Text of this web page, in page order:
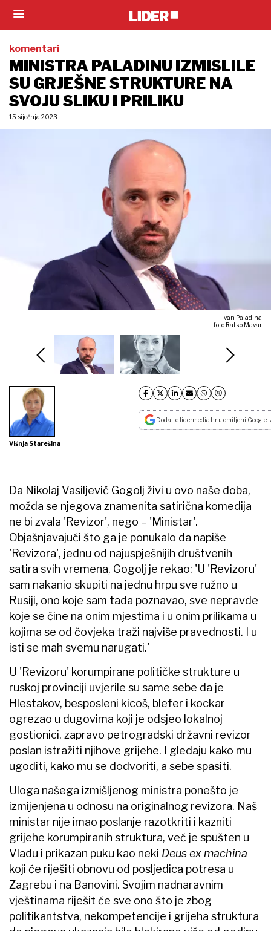
komentari
MINISTRA PALADINU IZMISLILE
SU GRJEŠNE STRUKTURE NA
SVOJU SLIKU I PRILIKU
15. siječnja 2023.
Ivan Paladina
foto Ratko Mavar
Višnja Starešina
Dodajte lidermedia.hr u omiljeni Google
Da Nikolaj Vasiljevič Gogolj živi u ovo naše doba,
možda se njegova znamenita satirična komedija
ne bi zvala 'Revizor', nego – 'Ministar'.
Objašnjavajući što ga je ponukalo da napiše
'Revizora', jednu od najuspješnijih društvenih
satira svih vremena, Gogolj je rekao: 'U 'Revizoru'
sam nakanio skupiti na jednu hrpu sve ružno u
Rusiji, ono koje sam tada poznavao, sve nepravde
koje se čine na onim mjestima i u onim prilikama u
kojima se od čovjeka traži najviše pravednosti. I u
isti se mah svemu narugati.'
U 'Revizoru' korumpirane političke strukture u
ruskoj provinciji uvjerile su same sebe da je
Hlestakov, besposleni kicoš, blefer i kockar
ogrezao u dugovima koji je odsjeo lokalnoj
gostionici, zapravo petrogradski državni revizor
poslan istražiti njihove grijehe. I gledaju kako mu
ugoditi, kako mu se dodvoriti, a sebe spasiti.
Uloga našega izmišljenog ministra ponešto je
izmijenjena u odnosu na originalnog revizora. Naš
ministar nije imao poslanje razotkriti i kazniti
grijehe korumpiranih struktura, već je spušten u
Vladu i prikazan puku kao neki Deus ex machina
koji će riješiti obnovu od posljedica potresa u
Zagrebu i na Banovini. Svojim nadnaravnim
vještinama riješit će sve ono što je zbog
politikantstva, nekompetencije i grijeha struktura